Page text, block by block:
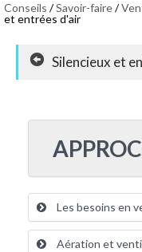
Conseils /Savoir-faire/
et entrées d'air
Silencieux et
Les besoins en
Aération et